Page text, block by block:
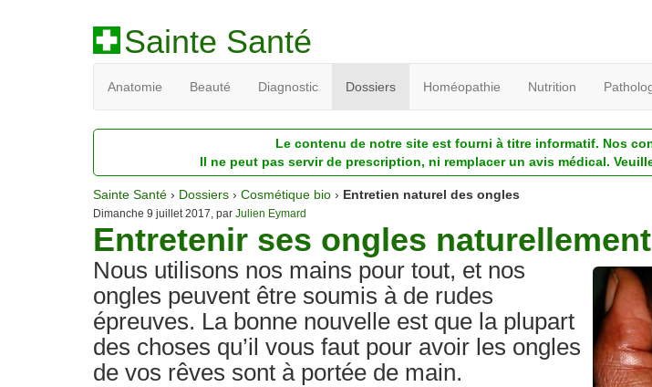
Sainte Santé
Anatomie Beauté Diagnostic Dossiers Homéopathie Nutrition
Le contenu de notre site est fourni à titre informatif. Nos
Il ne peut pas servir de prescription, ni remplacer un avis médical.
Sainte Santé › Dossiers › Cosmétique bio › Entretien naturel des ongles
Dimanche 9 juillet 2017, par Julien Eymard
Entretenir ses ongles naturellement
Nous utilisons nos mains pour tout, et nos
ongles peuvent être soumis à de rudes
épreuves. La bonne nouvelle est que la plupart
des choses qu’il vous faut pour avoir les ongles
de vos rêves sont à portée de main.